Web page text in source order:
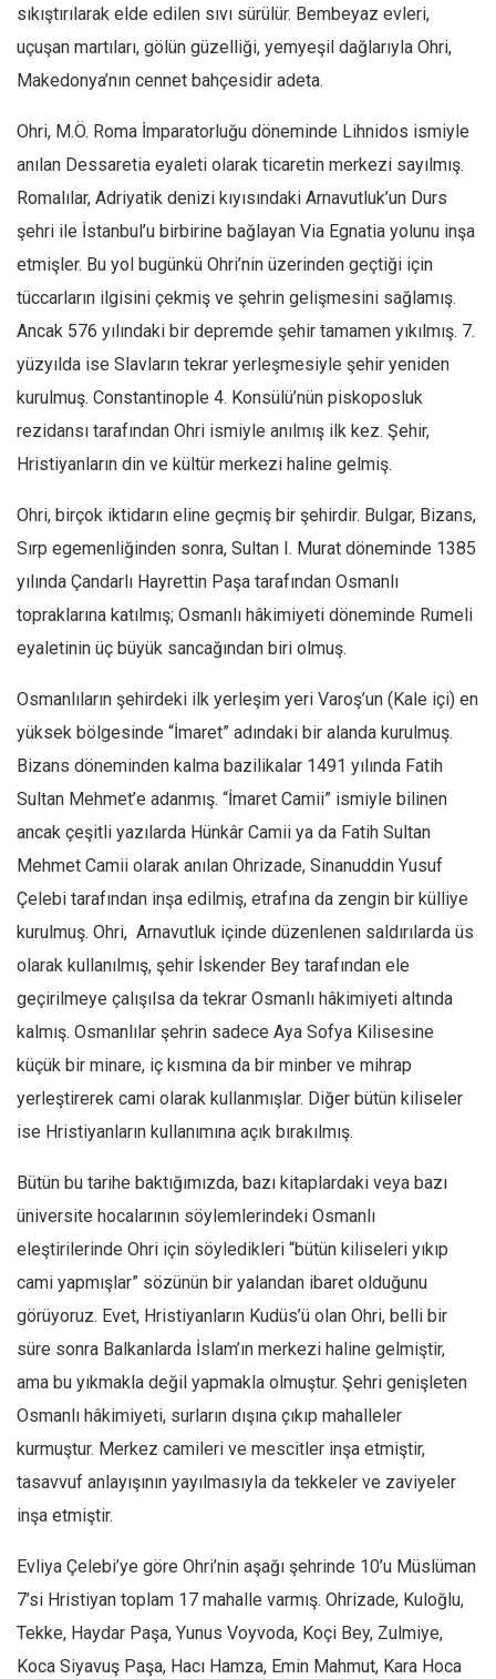
Karisi kitap sualleri
7 soruda bu hafta
Ekonomi
Spor
Manzara
Sağlık
Gıda-Beslenme
Hayat
Türkiye
Siyaset
Avrupa
Asya
Avustralya
Tarih
sıkıştırılarak elde edilen sıvı sürülür. Bembeyaz evleri,
uçuşan martıları, gölün güzelliği, yemyeşil dağlarıyla Ohri,
Makedonya’nın cennet bahçesidir adeta.
Ohri, M.Ö. Roma İmparatorluğu döneminde Lihnidos ismiyle
anılan Dessaretia eyaleti olarak ticaretin merkezi sayılmış.
Romalılar, Adriyatik denizi kıyısındaki Arnavutluk’un Durs
şehri ile İstanbul’u birbirine bağlayan Via Egnatia yolunu inşa
etmişler. Bu yol bugünkü Ohri’nin üzerinden geçtiği için
tüccarların ilgisini çekmiş ve şehrin gelişmesini sağlamış.
Ancak 576 yılındaki bir depremde şehir tamamen yıkılmış. 7.
yüzyılda ise Slavların tekrar yerleşmesiyle şehir yeniden
kurulmuş. Constantinople 4. Konsülü’nün piskoposluk
rezidansı tarafından Ohri ismiyle anılmış ilk kez. Şehir,
Hristiyanların din ve kültür merkezi haline gelmiş.
Ohri, birçok iktidarın eline geçmiş bir şehirdir. Bulgar, Bizans,
Sırp egemenliğinden sonra, Sultan I. Murat döneminde 1385
yılında Çandarlı Hayrettin Paşa tarafından Osmanlı
topraklarına katılmış; Osmanlı hâkimiyeti döneminde Rumeli
eyaletinin üç büyük sancağından biri olmuş.
Osmanlıların şehirdeki ilk yerleşim yeri Varoş’un (Kale içi) en
yüksek bölgesinde “İmaret” adındaki bir alanda kurulmuş.
Bizans döneminden kalma bazilikalar 1491 yılında Fatih
Sultan Mehmet’e adanmış. “İmaret Camii” ismiyle bilinen
ancak çeşitli yazılarda Hünkâr Camii ya da Fatih Sultan
Mehmet Camii olarak anılan Ohrizade, Sinanuddin Yusuf
Çelebi tarafından inşa edilmiş, etrafına da zengin bir külliye
kurulmuş. Ohri, Arnavutluk içinde düzenlenen saldırılarda üs
olarak kullanılmış, şehir İskender Bey tarafından ele
geçirilmeye çalışılsa da tekrar Osmanlı hâkimiyeti altında
kalmış. Osmanlılar şehrin sadece Aya Sofya Kilisesine
küçük bir minare, iç kısmına da bir minber ve mihrap
yerleştirerek cami olarak kullanmışlar. Diğer bütün kiliseler
ise Hristiyanların kullanımına açık bırakılmış.
Bütün bu tarihe baktığımızda, bazı kitaplardaki veya bazı
üniversite hocalarının söylemlerindeki Osmanlı
eleştirilerinde Ohri için söyledikleri “bütün kiliseleri yıkıp
cami yapmışlar” sözünün bir yalandan ibaret olduğunu
görüyoruz. Evet, Hristiyanların Kudüs’ü olan Ohri, belli bir
süre sonra Balkanlarda İslam’ın merkezi haline gelmiştir,
ama bu yıkmakla değil yapmakla olmuştur. Şehri genişleten
Osmanlı hâkimiyeti, surların dışına çıkıp mahalleler
kurmuştur. Merkez camileri ve mescitler inşa etmiştir,
tasavvuf anlayışının yayılmasıyla da tekkeler ve zaviyeler
inşa etmiştir.
Evliya Çelebi’ye göre Ohri’nin aşağı şehrinde 10’u Müslüman
7’si Hristiyan toplam 17 mahalle varmış. Ohrizade, Kuloğlu,
Tekke, Haydar Paşa, Yunus Voyvoda, Koçi Bey, Zulmiye,
Koca Siyavuş Paşa, Hacı Hamza, Emin Mahmut, Kara Hoca